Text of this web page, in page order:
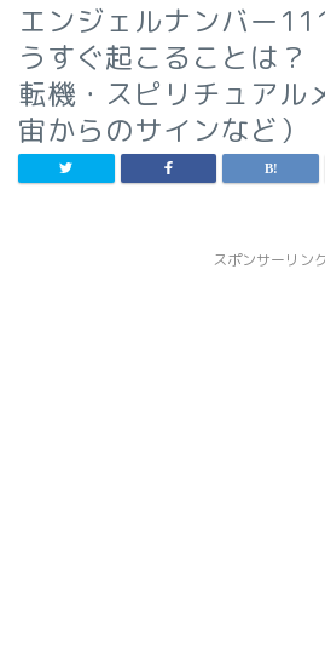
エンジェルナンバー
うすぐ起こることは？
転機・スピリチュアル
宙からのサインなど）
スポンサーリンク